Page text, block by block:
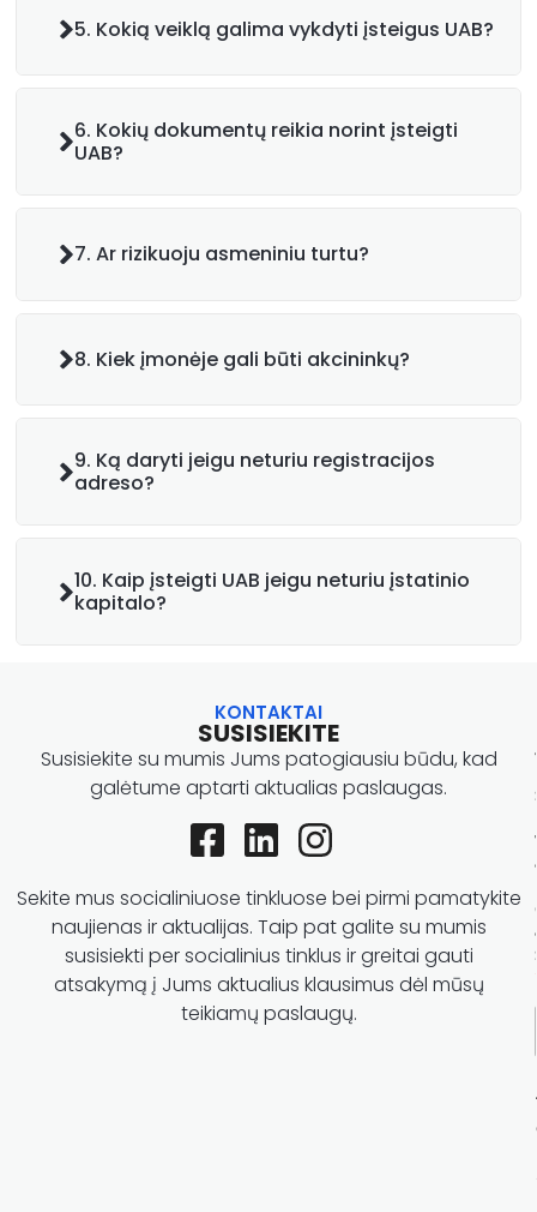
5. Kokią veiklą galima vykdyti įsteigus UAB?
6. Kokių dokumentų reikia norint įsteigti
UAB?
7. Ar rizikuoju asmeniniu turtu?
8. Kiek įmonėje gali būti akcininkų?
9. Ką daryti jeigu neturiu registracijos
adreso?
10. Kaip įsteigti UAB jeigu neturiu įstatinio
kapitalo?
KONTAKTAI
SUSISIEKITE
Susisiekite su mumis Jums patogiausiu būdu, kad
galėtume aptarti aktualias paslaugas.
Sekite mus socialiniuose tinkluose bei pirmi pamatykite
naujienas ir aktualijas. Taip pat galite su mumis
susisiekti per socialinius tinklus ir greitai gauti
atsakymą į Jums aktualius klausimus dėl mūsų
teikiamų paslaugų.